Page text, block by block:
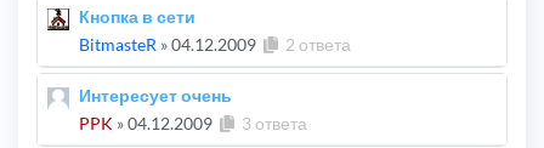
Кнопка в сети
BitmasteR »04.12.2009 2 ответа
Интересует очень
PPK »04.12.2009 3 ответа